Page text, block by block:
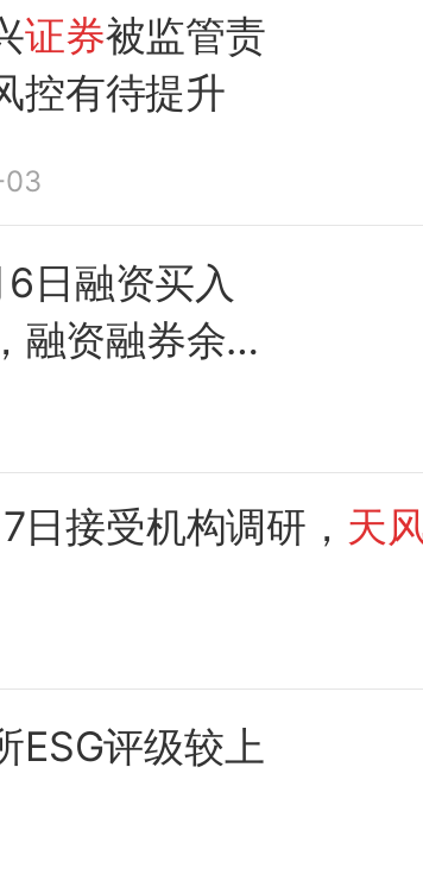
证券被监管责
控有待提升
日融资买入
资融券余额
日接受机构调研， 天
ESG评级较上